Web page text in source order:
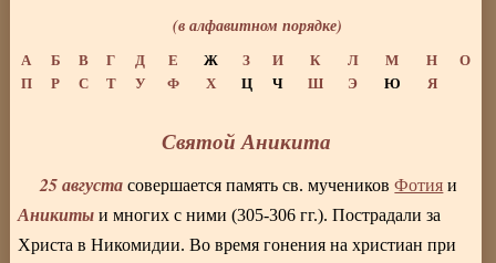
(в алфавитном порядке)
А Б В Г Д Е Ж З И К Л М Н
О
П
Р С Т У Ф Х Ц Ч Ш Э Ю Я
Святой Аникита
25 августа совершается память св. мучениковФотия и
Аникиты и многих с ними (305-306 гг.). Пострадали за
Христа в Никомидии. Во время гонения на христиан при